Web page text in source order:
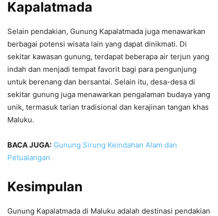
Kapalatmada
Selain pendakian, Gunung Kapalatmada juga menawarkan
berbagai potensi wisata lain yang dapat dinikmati. Di
sekitar kawasan gunung, terdapat beberapa air terjun yang
indah dan menjadi tempat favorit bagi para pengunjung
untuk berenang dan bersantai. Selain itu, desa-desa di
sekitar gunung juga menawarkan pengalaman budaya yang
unik, termasuk tarian tradisional dan kerajinan tangan khas
Maluku.
BACA JUGA: Gunung Sirung Keindahan Alam dan
Petualangan
Kesimpulan
Gunung Kapalatmada di Maluku adalah destinasi pendakian